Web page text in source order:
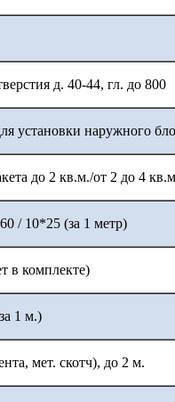
д. 40-44, гл. до 800
установки наружного
до 2 кв.м./от 2 до 4
/ 10*25 (за 1 метр)
в комплекте)
1 м.)
мет. скотч), до 2 м.